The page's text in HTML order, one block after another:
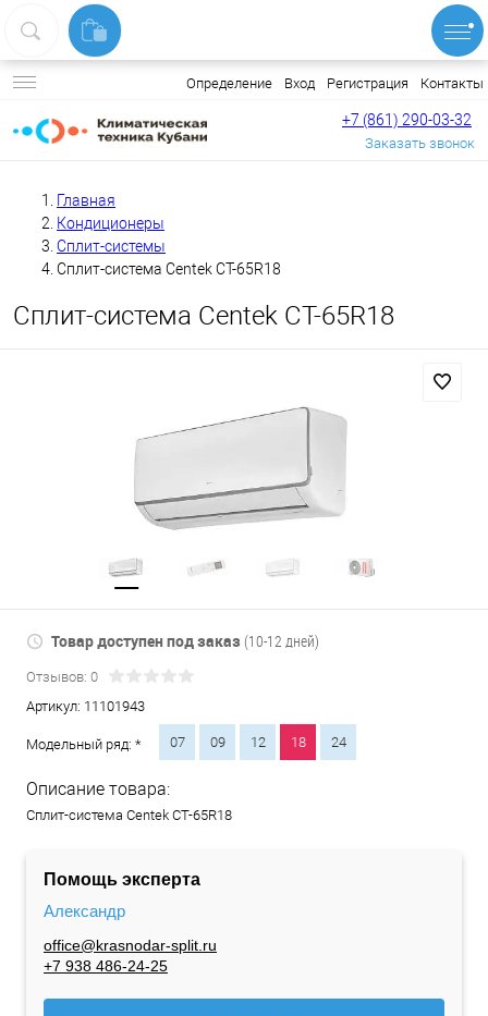
Определение Вход Регистрация Контакты
+7 (861) 290-03-32
Заказать звонок
Главная
Кондиционеры
Сплит-системы
Сплит-система Centek CT-65R18
Сплит-система Centek CT-65R18
Товар доступен под заказ (10-12 дней)
Отзывов: 0
Артикул: 11101943
Модельный ряд: * 07 09 12 18 24
Описание товара:
Сплит-система Centek CT-65R18
Помощь эксперта
Александр
office@krasnodar-split.ru
+7 938 486-24-25